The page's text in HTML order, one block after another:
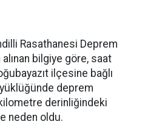
Rasathanesi Deprem
bilgiye göre, saat
ilçesine bağlı
deprem
derinliğindeki
neden oldu.